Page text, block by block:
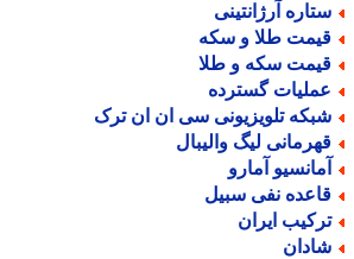
آرژانتینی
طلا و سکه
سکه و طلا
گسترده
تلویزیونی سی ان ان ترک
لیگ والیبال
آمارو
نفی سبیل
ایران